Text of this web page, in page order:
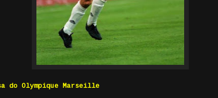
do Olympique Marseille